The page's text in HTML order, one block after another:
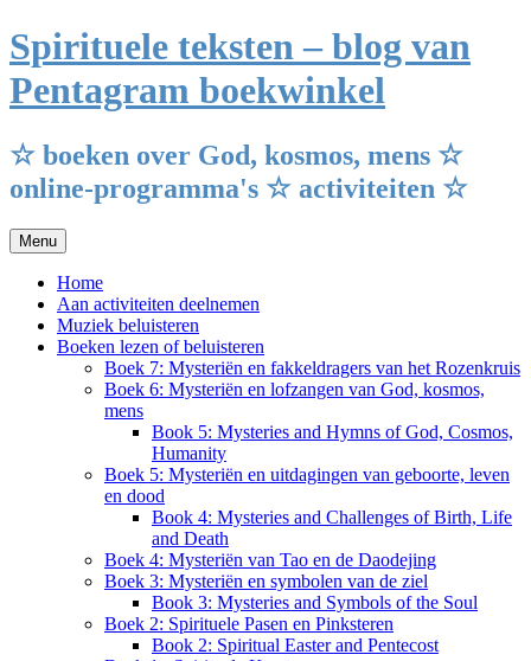
Ga
naar
de
inhoud
Spirituele teksten – blog van
Pentagram boekwinkel
☆ boeken over God, kosmos, mens ☆
online-programma's ☆ activiteiten ☆
Menu
Home
Aan activiteiten deelnemen
Muziek beluisteren
Boeken lezen of beluisteren
Boek 7: Mysteriën en fakkeldragers van het Rozenkruis
Boek 6: Mysteriën en lofzangen van God, kosmos,
mens
Book 5: Mysteries and Hymns of God, Cosmos,
Humanity
Boek 5: Mysteriën en uitdagingen van geboorte, leven
en dood
Book 4: Mysteries and Challenges of Birth, Life
and Death
Boek 4: Mysteriën van Tao en de Daodejing
Boek 3: Mysteriën en symbolen van de ziel
Book 3: Mysteries and Symbols of the Soul
Boek 2: Spirituele Pasen en Pinksteren
Book 2: Spiritual Easter and Pentecost